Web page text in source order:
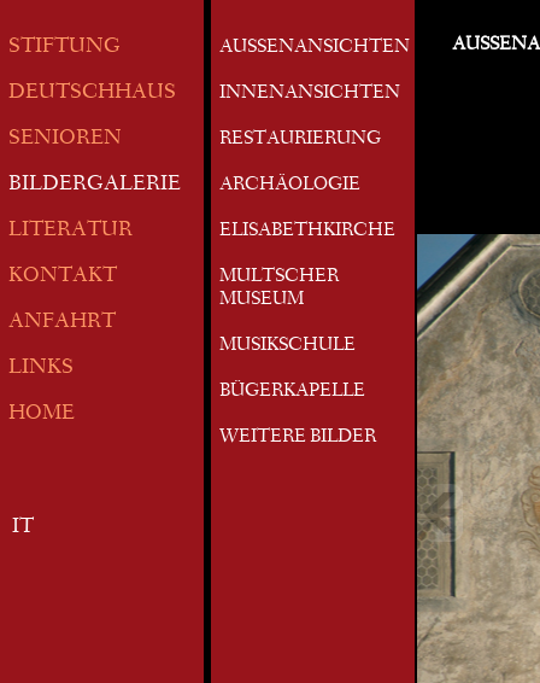
STIFTUNG
DEUTSCHHAUS
SENIOREN
BILDERGALERIE
LITERATUR
KONTAKT
ANFAHRT
LINKS
HOME
IT
AUSSENANSICHTEN
INNENANSICHTEN
RESTAURIERUNG
ARCHÄOLOGIE
ELISABETHKIRCHE
MULTSCHER
MUSEUM
MUSIKSCHULE
BÜGERKAPELLE
WEITERE BILDER